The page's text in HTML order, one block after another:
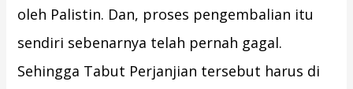
oleh Palistin. Dan, proses pengembalian itu
sendiri sebenarnya telah pernah gagal.
Sehingga Tabut Perjanjian tersebut harus di